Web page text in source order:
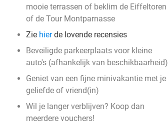
mooie terrassen of beklim de Eiffeltoren
of de Tour Montparnasse
Zie hierde lovende recensies
Beveiligde parkeerplaats voor kleine
auto's (afhankelijk van beschikbaarheid)
Geniet van een fijne minivakantie met je
geliefde of vriend(in)
Wil je langer verblijven? Koop dan
meerdere vouchers!